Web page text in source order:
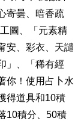
寄曇、暗香疏
圖、「元素精
安、彩衣、天譴
」、「稀有經
你！使用占卜水
得道具和10積
10積分、50積